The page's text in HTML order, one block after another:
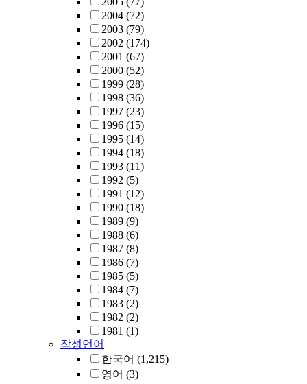
2004 (72)
2003 (79)
2002 (174)
2001 (67)
2000 (52)
1999 (28)
1998 (36)
1997 (23)
1996 (15)
1995 (14)
1994 (18)
1993 (11)
1992 (5)
1991 (12)
1990 (18)
1989 (9)
1988 (6)
1987 (8)
1986 (7)
1985 (5)
1984 (7)
1983 (2)
1982 (2)
1981 (1)
작성언어
한국어 (1,215)
영어 (3)